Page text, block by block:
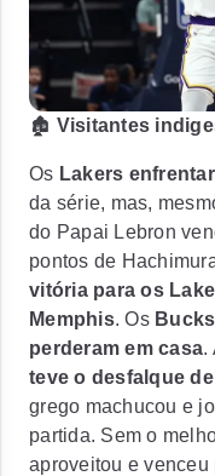
🏚️ Visitantes
Os Lakers
da série, mas,
do Papai Lebron
pontos de
vitória para os
Memphis. Os
perderam em casa.
teve o desfalque
grego machucou e
partida. Sem o
aproveitou e venceu